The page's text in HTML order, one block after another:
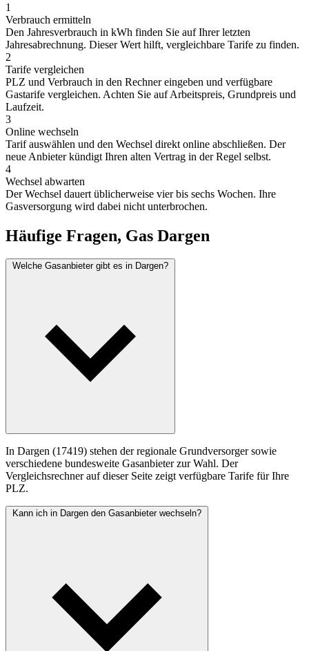
1
Verbrauch ermitteln
Den Jahresverbrauch in kWh finden Sie auf Ihrer letzten
Jahresabrechnung. Dieser Wert hilft, vergleichbare Tarife zu finden.
2
Tarife vergleichen
PLZ und Verbrauch in den Rechner eingeben und verfügbare
Gastarife vergleichen. Achten Sie auf Arbeitspreis, Grundpreis und
Laufzeit.
3
Online wechseln
Tarif auswählen und den Wechsel direkt online abschließen. Der
neue Anbieter kündigt Ihren alten Vertrag in der Regel selbst.
4
Wechsel abwarten
Der Wechsel dauert üblicherweise vier bis sechs Wochen. Ihre
Gasversorgung wird dabei nicht unterbrochen.
Häufige Fragen, Gas Dargen
Welche Gasanbieter gibt es in Dargen?
In Dargen (17419) stehen der regionale Grundversorger sowie
verschiedene bundesweite Gasanbieter zur Wahl. Der
Vergleichsrechner auf dieser Seite zeigt verfügbare Tarife für Ihre
PLZ.
Kann ich in Dargen den Gasanbieter wechseln?